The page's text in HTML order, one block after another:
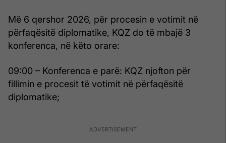
Më 6 qershor 2026, për procesin e votimit në
përfaqësitë diplomatike, KQZ do të mbajë 3
konferenca, në këto orare:
09:00 – Konferenca e parë: KQZ njofton për
fillimin e procesit të votimit në përfaqësitë
diplomatike;